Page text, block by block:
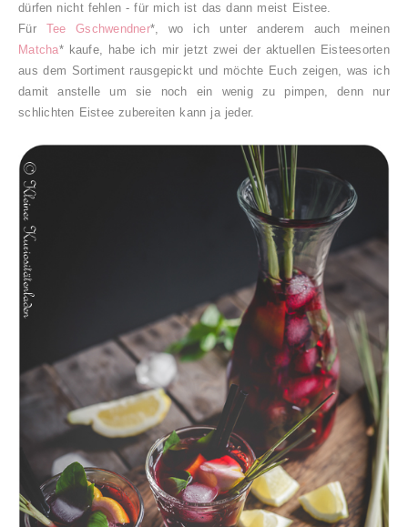
dürfen nicht fehlen - für mich ist das dann meist Eistee.
Für Tee Gschwendner*, wo ich unter anderem auch meinen
Matcha* kaufe, habe ich mir jetzt zwei der aktuellen Eisteesorten
aus dem Sortiment rausgepickt und möchte Euch zeigen, was ich
damit anstelle um sie noch ein wenig zu pimpen, denn nur
schlichten Eistee zubereiten kann ja jeder.